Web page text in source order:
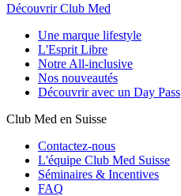
Découvrir Club Med
Une marque lifestyle
L'Esprit Libre
Notre All-inclusive
Nos nouveautés
Découvrir avec un Day Pass
Club Med en Suisse
Contactez-nous
L'équipe Club Med Suisse
Séminaires & Incentives
FAQ